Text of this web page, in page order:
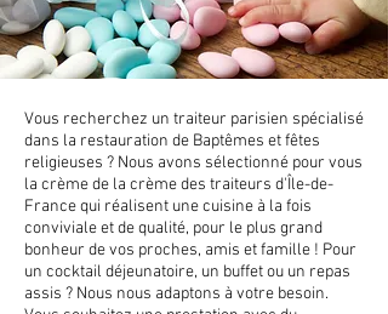
Vous recherchez un traiteur parisien spécialisé
dans la restauration de Baptêmes et fêtes
religieuses ? Nous avons sélectionné pour vous
la crème de la crème des traiteurs d'Île-de-
France qui réalisent une cuisine à la fois
conviviale et de qualité, pour le plus grand
bonheur de vos proches, amis et famille ! Pour
un cocktail déjeunatoire, un buffet ou un repas
assis ? Nous nous adaptons à votre besoin.